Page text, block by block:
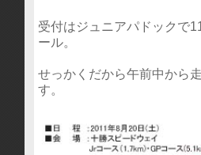
受付はジュニアパドックで
ール。
せっかくだから午前中から
す。